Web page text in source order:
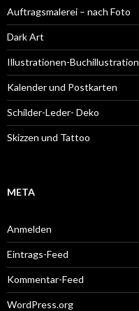
Auftragsmalerei – nach Foto
Dark Art
Illustrationen-Buchillustration
Kalender und Postkarten
Schilder-Leder- Deko
Skizzen und Tattoo
META
Anmelden
Eintrags-Feed
Kommentar-Feed
WordPress.org